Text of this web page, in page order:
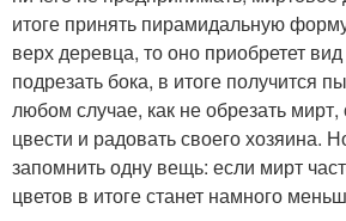
итоге принять пирамидальную
верх деревца, то оно приобретет
подрезать бока, в итоге получится
любом случае, как не обрезать мирт,
цвести и радовать своего хозяина.
запомнить одну вещь: если мирт
цветов в итоге станет намного